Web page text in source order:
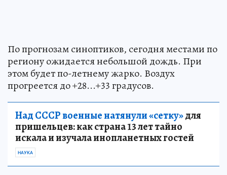
По прогнозам синоптиков, сегодня местами по
региону ожидается небольшой дождь. При
этом будет по-летнему жарко. Воздух
прогреется до +28...+33 градусов.
Над СССР военные натянули «сетку»для
пришельцев: как страна 13 лет тайно
искала и изучала инопланетных гостей
НАУКА